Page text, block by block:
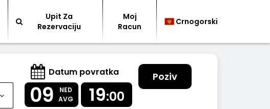
Upit Za
Rezervaciju
Moj
Racun
Crnogorski
Datum povratka
09
NED
AVG
19:00
Poziv